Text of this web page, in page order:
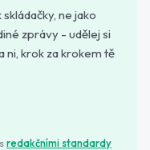
ne jako
zprávy - udělej si
ni, krok za krokem tě
redakčními standardy